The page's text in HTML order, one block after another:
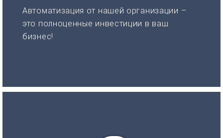
Автоматизация от нашей организации –
это полноценные инвестиции в ваш
бизнес!